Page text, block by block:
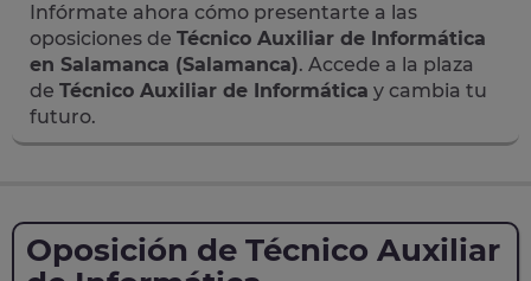
Infórmate ahora cómo presentarte a las
oposiciones de Técnico Auxiliar de Informática
en Salamanca (Salamanca). Accede a la plaza
de Técnico Auxiliar de Informática y cambia tu
futuro.
Oposición de Técnico Auxiliar